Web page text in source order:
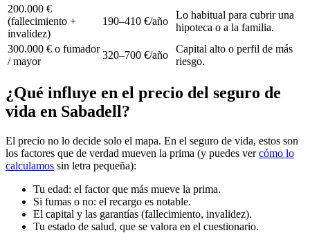
200.000 €
(fallecimiento +
invalidez)
190–410 €/año
Lo habitual para cubrir una
hipoteca o a la familia.
300.000 € o fumador
/ mayor
320–700 €/año
Capital alto o perfil de más
riesgo.
¿Qué influye en el precio del seguro de
vida en Sabadell?
El precio no lo decide solo el mapa. En el seguro de vida, estos son
los factores que de verdad mueven la prima (y puedes vercómo lo
calculamos sin letra pequeña):
Tu edad: el factor que más mueve la prima.
Si fumas o no: el recargo es notable.
El capital y las garantías (fallecimiento, invalidez).
Tu estado de salud, que se valora en el cuestionario.